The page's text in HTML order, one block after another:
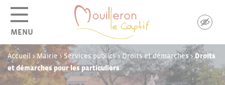
MENU
Accueil >Mairie> Services publics>Droits et démarches>Droits
et démarches pour les particuliers
Panneau de gestion des cookies